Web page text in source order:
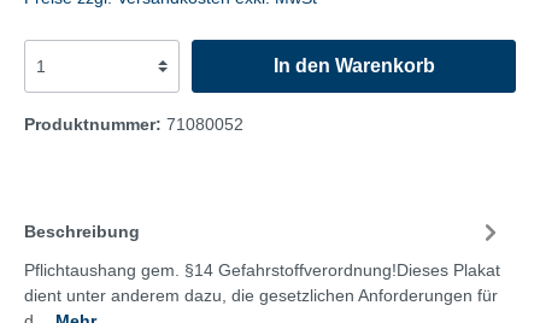
In den Warenkorb
Produktnummer: 71080052
Beschreibung
Pflichtaushang gem. §14 Gefahrstoffverordnung!Dieses Plakat
dient unter anderem dazu, die gesetzlichen Anforderungen für